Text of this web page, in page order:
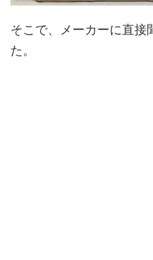
そこで、メーカーに直接
た。